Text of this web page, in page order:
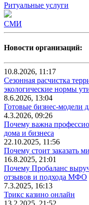
Ритуальные услуги
СМИ
Новости организаций:
10.8.2026, 11:17
Сезонная расчистка
экологические нормы
8.6.2026, 13:04
Готовые бизнес-модели
4.3.2026, 09:26
Почему важна
дома и бизнеса
22.10.2025, 11:56
Почему стоит заказать
16.8.2025, 21:01
Почему Пробаланс
отзывов и подхода МФО
7.3.2025, 16:13
Трикс казино онлайн